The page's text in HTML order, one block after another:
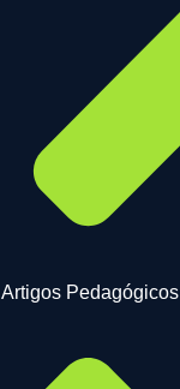
Artigos Pedagógicos